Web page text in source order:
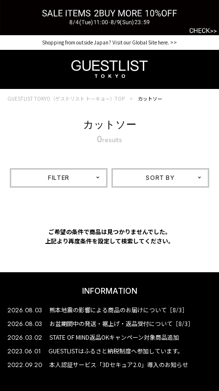
Shopping from outside Japan? Visit our Global Site here. >>
【for NEW MEMBER】新規会員様1000Point Present Campaign CHECK IT>>
GUESTLIST TOKYO（ゲストリスト トーキョー）TOP カットソー
カットソー
0results
FILTER SORT BY
ご希望の条件で商品は見つかりませんでした。
上記より再度条件を設定して検索してください。
INFORMATION
2026.08.03 熊本地震の影響による商品のお届けについて［8/3］
2026.08.03 お盆期間中の発送・裾上げ・返品受付について［8/3］
2026.03.02 STATE OF MIND返品OKキャンペーン対象商品追加
2023.06.01 GUESTLISTはふるさと納税制度へ参加しています。
2022.09.20 本人認証サービス「3Dセキュア2.0」導入のお知らせ